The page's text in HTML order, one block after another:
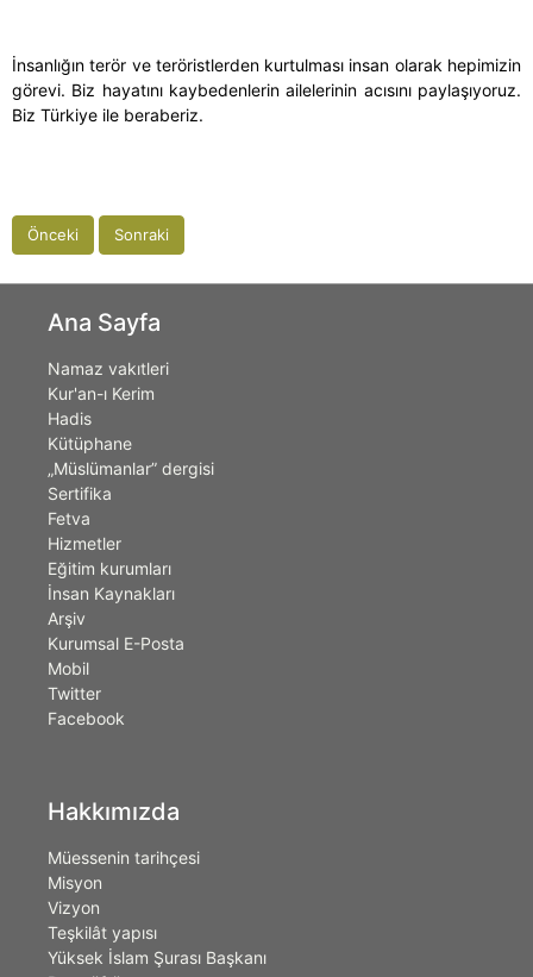
İnsanlığın terör ve teröristlerden kurtulması insan olarak hepimizin
görevi. Biz hayatını kaybedenlerin ailelerinin acısını paylaşıyoruz.
Biz Türkiye ile beraberiz.
Önceki Sonraki
Ana Sayfa
Namaz vakıtleri
Kur'an-ı Kerim
Hadis
Kütüphane
„Müslümanlar” dergisi
Sertifika
Fetva
Hizmetler
Eğitim kurumları
İnsan Kaynakları
Arşiv
Kurumsal E-Posta
Mobil
Twitter
Facebook
Hakkımızda
Müessenin tarihçesi
Misyon
Vizyon
Teşkilât yapısı
Yüksek İslam Şurası Başkanı